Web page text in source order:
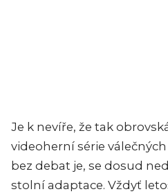
Je k nevíře, že tak
videoherní série
bez debat je, se dosud
stolní adaptace. Vždyť